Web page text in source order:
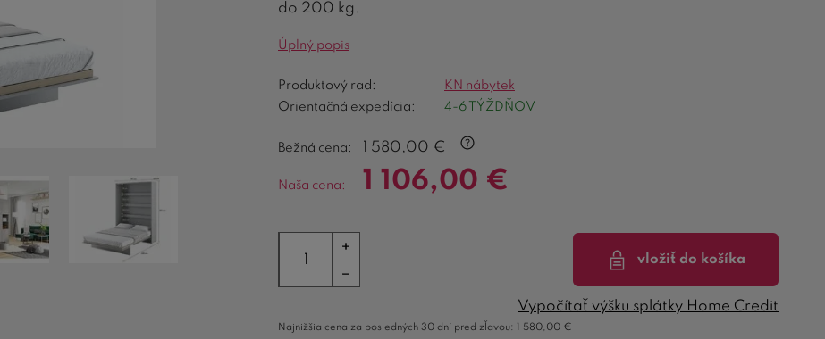
do 200 kg.
Úplný popis
Produktový rad:
KN nábytek
Orientačná expedícia:
4-6 TÝŽDŇOV
Bežná cena: 1 580,00 €
Naša cena: 1 106,00 €
vložiť do košíka
Vypočítať výšku splátky Home Credit
Najnižšia cena za posledných 30 dní pred zľavou: 1 580,00 €